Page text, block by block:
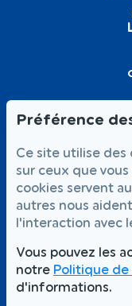
01 56 93 60 26
Intervention
Partout à Paris
Préférence
Ce site utilise des
sur ceux que
cookies servent
autres nous
l'interaction avec
Vous pouvez les
notre Politique
d'informations.